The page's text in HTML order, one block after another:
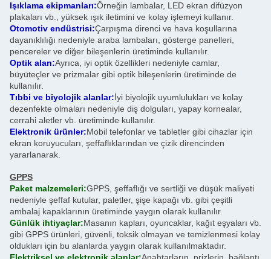
Işıklama ekipmanları:Örneğin lambalar, LED ekran difüzyon
plakaları vb., yüksek ışık iletimini ve kolay işlemeyi kullanır.
Otomotiv endüstrisi:Çarpışma direnci ve hava koşullarına
dayanıklılığı nedeniyle araba lambaları, gösterge panelleri,
pencereler ve diğer bileşenlerin üretiminde kullanılır.
Optik alan:Ayrıca, iyi optik özellikleri nedeniyle camlar,
büyüteçler ve prizmalar gibi optik bileşenlerin üretiminde de
kullanılır.
Tıbbi ve biyolojik alanlar:İyi biyolojik uyumlulukları ve kolay
dezenfekte olmaları nedeniyle diş dolguları, yapay kornealar,
cerrahi aletler vb. üretiminde kullanılır.
Elektronik ürünler:Mobil telefonlar ve tabletler gibi cihazlar için
ekran koruyucuları, şeffaflıklarından ve çizik direncinden
yararlanarak.
GPPS
Paket malzemeleri:GPPS, şeffaflığı ve sertliği ve düşük maliyeti
nedeniyle şeffaf kutular, paletler, şişe kapağı vb. gibi çeşitli
ambalaj kapaklarının üretiminde yaygın olarak kullanılır.
Günlük ihtiyaçlar:Masanın kapları, oyuncaklar, kağıt eşyaları vb.
gibi GPPS ürünleri, güvenli, toksik olmayan ve temizlenmesi kolay
oldukları için bu alanlarda yaygın olarak kullanılmaktadır.